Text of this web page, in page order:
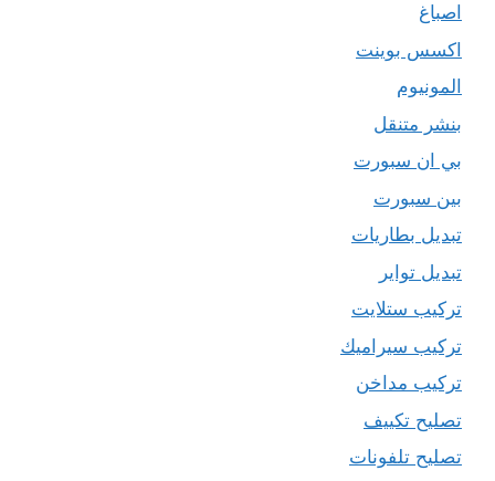
اصباغ
اكسس بوينت
المونيوم
بنشر متنقل
بي ان سبورت
بين سبورت
تبديل بطاريات
تبديل تواير
تركيب ستلايت
تركيب سيراميك
تركيب مداخن
تصليح تكييف
تصليح تلفونات